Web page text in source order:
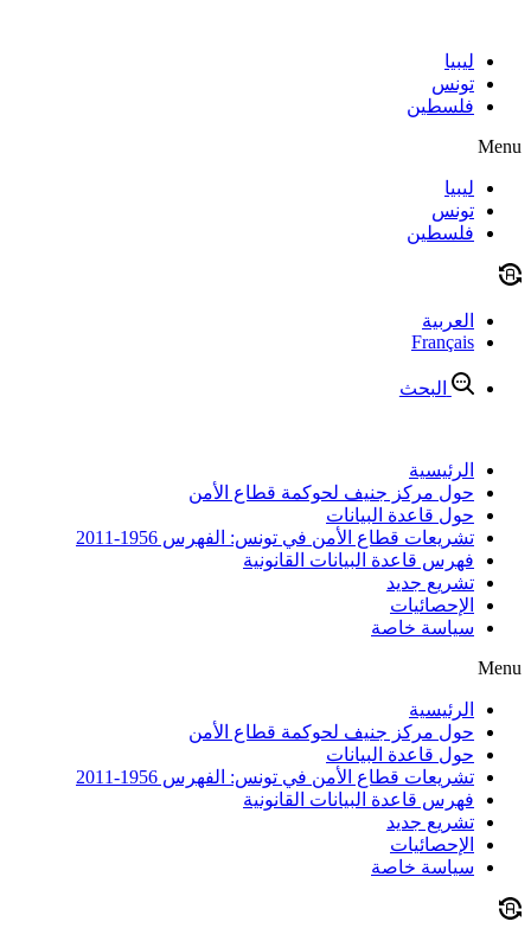
contentليبيا
تونس
فلسطين
Menu
ليبيا
تونس
فلسطين
العربية
Français
البحث
الرئيسية
حول مركز جنيف لحوكمة قطاع الأمن
حول قاعدة البيانات
تشريعات قطاع الأمن في تونس: الفهرس 1956-2011
فهرس قاعدة البيانات القانونية
تشريع جديد
الإحصائيات
سياسة خاصة
Menu
الرئيسية
حول مركز جنيف لحوكمة قطاع الأمن
حول قاعدة البيانات
تشريعات قطاع الأمن في تونس: الفهرس 1956-2011
فهرس قاعدة البيانات القانونية
تشريع جديد
الإحصائيات
سياسة خاصة